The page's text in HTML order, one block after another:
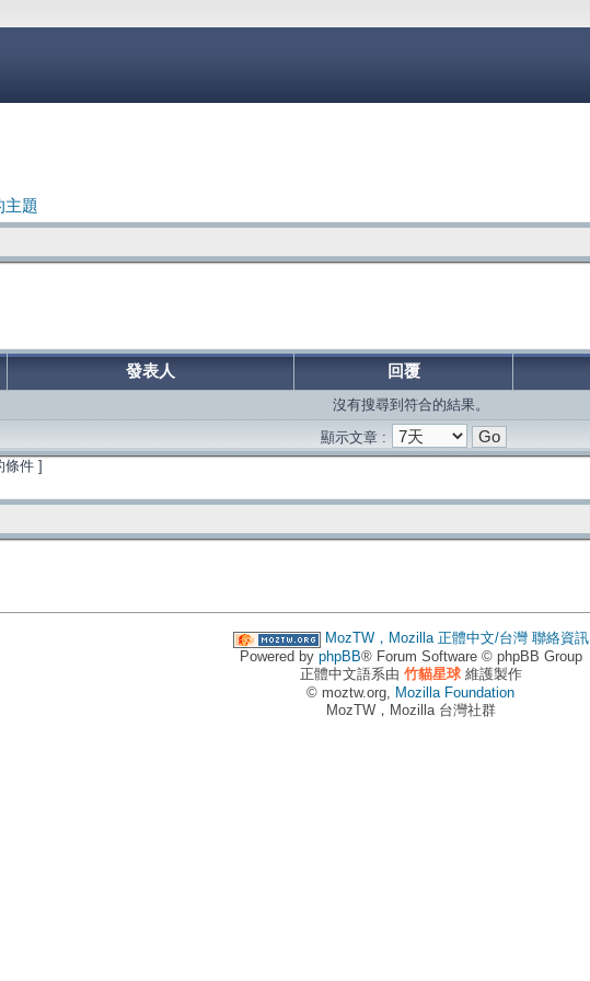
主題
發表人 回覆
沒有搜尋到符合的結果。
顯示文章 :
條件 ]
MozTW，Mozilla 正體中文/台灣 聯絡資訊
Powered by phpBB® Forum Software © phpBB Group
正體中文語系由 竹貓星球維護製作
© moztw.org, Mozilla Foundation
MozTW，Mozilla 台灣社群